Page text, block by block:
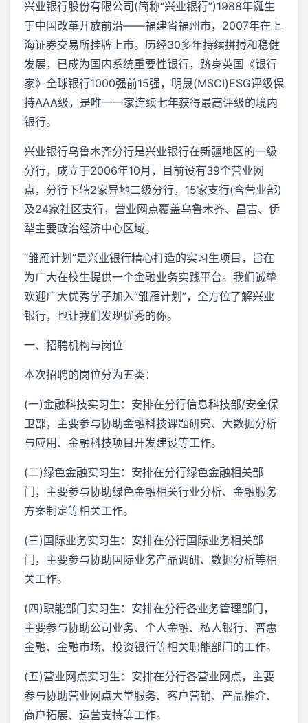
兴业银行股份有限公司(简称“兴业银行”)1988年诞生
于中国改革开放前沿——福建省福州市，2007年在上
海证券交易所挂牌上市。历经30多年持续拼搏和稳健
发展，已成为国内系统重要性银行，跻身英国《银行
家》全球银行1000强前15强，明晟(MSCI)ESG评级保
持AAA级，是唯一一家连续七年获得最高评级的境内
银行。
兴业银行乌鲁木齐分行是兴业银行在新疆地区的一级
分行，成立于2006年10月，目前设有39个营业网
点，分行下辖2家异地二级分行，15家支行(含营业部)
及24家社区支行，营业网点覆盖乌鲁木齐、昌吉、伊
犁主要政治经济中心区域。
“雏雁计划”是兴业银行精心打造的实习生项目，旨在
为广大在校生提供一个金融业务实践平台。我们诚挚
欢迎广大优秀学子加入“雏雁计划”，全方位了解兴业
银行，也让我们发现优秀的你。
一、招聘机构与岗位
本次招聘的岗位分为五类：
(一)金融科技实习生：安排在分行信息科技部/安全保
卫部，主要参与协助金融科技课题研究、大数据分析
与应用、金融科技项目开发建设等工作。
(二)绿色金融实习生：安排在分行绿色金融相关部
门，主要参与协助绿色金融相关行业分析、金融服务
方案制定等相关工作。
(三)国际业务实习生：安排在分行国际业务相关部
门，主要参与协助国际业务产品调研、数据分析等相
关工作。
(四)职能部门实习生：安排在分行各业务管理部门，
主要参与协助公司业务、个人金融、私人银行、普惠
金融、金融市场、投资银行等相关职能部门的工作。
(五)营业网点实习生：安排在分行各营业网点，主要
参与协助营业网点大堂服务、客户营销、产品推介、
商户拓展、运营支持等工作。